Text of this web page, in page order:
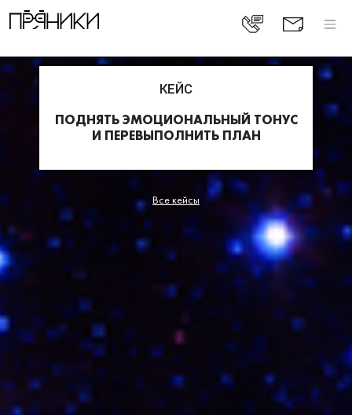
КЕЙС
ПОДНЯТЬ ЭМОЦИОНАЛЬНЫЙ ТОНУС
И ПЕРЕВЫПОЛНИТЬ ПЛАН
Все кейсы